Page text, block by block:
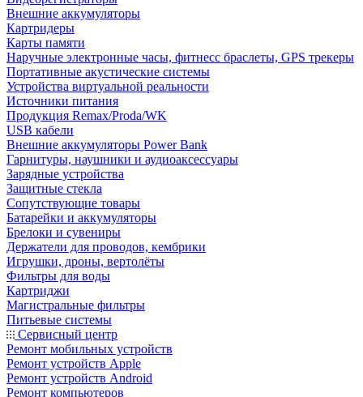
Внешние аккумуляторы
Картридеры
Карты памяти
Наручные электронные часы, фитнесс браслеты, GPS трекеры
Портативные акустические системы
Устройства виртуальной реальности
Источники питания
Продукция Remax/Proda/WK
USB кабели
Внешние аккумуляторы Power Bank
Гарнитуры, наушники и аудиоаксессуары
Зарядные устройства
Защитные стекла
Сопутствующие товары
Батарейки и аккумуляторы
Брелоки и сувениры
Держатели для проводов, кембрики
Игрушки, дроны, вертолёты
Фильтры для воды
Картриджи
Магистральные фильтры
Питьевые системы
Сервисный центр
Ремонт мобильных устройств
Ремонт устройств Apple
Ремонт устройств Android
Ремонт компьютеров